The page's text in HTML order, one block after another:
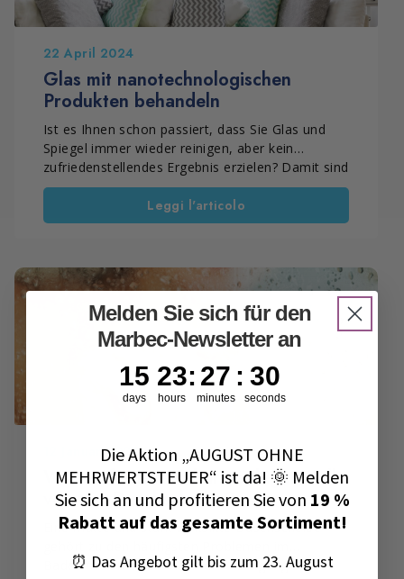
22 April 2024
Glas mit nanotechnologischen
Produkten behandeln
Ist es Ihnen schon passiert, dass Sie Glas und
Spiegel immer wieder reinigen, aber kein
zufriedenstellendes Ergebnis erzielen? Damit sind
Sie nicht allein. Glas ist ein Material, das sich
schwer reinigen lässt, ohne Streifen oder
sichtbare Rückstände zu hinterlassen, особенно
die Technologie jedoch eine konkrete Lösung:
verbessert die Reinigung und erleichtert die
Pflege von Glasflächen dauerhaft.
Leggi l'articolo
12 Januar 2024
Wie entfernt man hartnäckigen Kalk
von der Duschscheibe?
Eine matte und stark verkalkte Duschscheibe
Badezimmer. Selbst nach der Reinigung bleiben
Melden Sie sich für den
Marbec-Newsletter an
Countdown ends in:
15
15
days
23
23
hours
: 27
27
minutes
: 29
29
seconds
Die Aktion „AUGUST OHNE
MEHRWERTSTEUER“ ist da! 🌞 Melden
Sie sich an und profitieren Sie von 19 %
Rabatt auf das gesamte Sortiment!
⏰ Das Angebot gilt bis zum 23. August